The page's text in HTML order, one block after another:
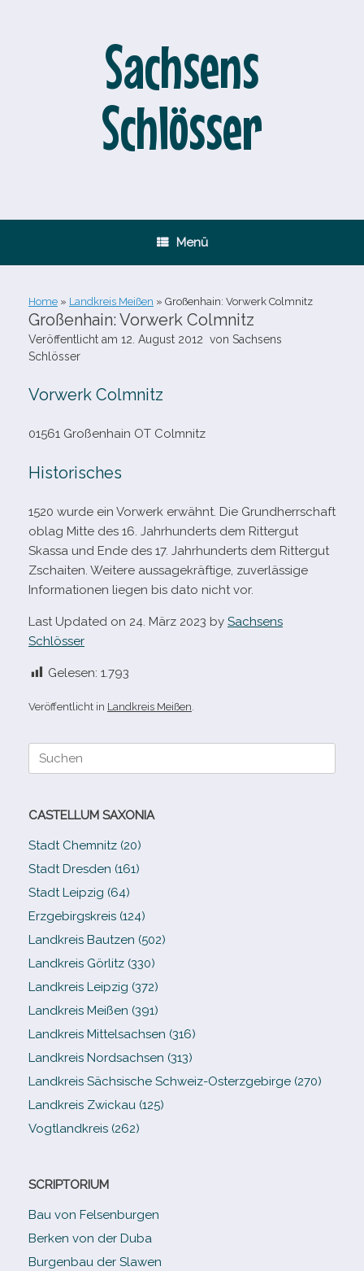
Sachsens
Schlösser
Menü
Home » Landkreis Meißen » Großenhain: Vorwerk Colmnitz
Großenhain: Vorwerk Colmnitz
Veröffentlicht am 12. August 2012 von Sachsens
Schlösser
Vorwerk Colmnitz
01561 Großenhain OT Colmnitz
Historisches
1520 wurde ein Vorwerk erwähnt. Die Grundherrschaft
oblag Mitte des 16. Jahrhunderts dem Rittergut
Skassa und Ende des 17. Jahrhunderts dem Rittergut
Zschaiten. Weitere aus­sa­ge­kräf­tige, zuver­läs­sige
Informationen lie­gen bis dato nicht vor.
Last Updated on 24. März 2023 by Sachsens
Schlösser
Gelesen: 1.793
Veröffentlicht in Landkreis Meißen
Suche
CASTELLUM SAXONIA
Stadt Chemnitz (20)
Stadt Dresden (161)
Stadt Leipzig (64)
Erzgebirgskreis (124)
Landkreis Bautzen (502)
Landkreis Görlitz (330)
Landkreis Leipzig (372)
Landkreis Meißen (391)
Landkreis Mittelsachsen (316)
Landkreis Nordsachsen (313)
Landkreis Sächsische Schweiz-​Osterzgebirge (270)
Landkreis Zwickau (125)
Vogtlandkreis (262)
SCRIPTORIUM
Bau von Felsenburgen
Berken von der Duba
Burgenbau der Slawen